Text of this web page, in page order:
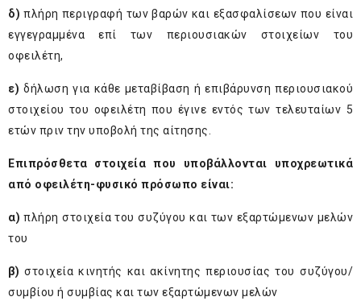
δ) πλήρη περιγραφή των βαρών και εξασφαλίσεων που είναι
εγγεγραμμένα επί των περιουσιακών στοιχείων του
οφειλέτη,
ε) δήλωση για κάθε μεταβίβαση ή επιβάρυνση περιουσιακού
στοιχείου του οφειλέτη που έγινε εντός των τελευταίων 5
ετών πριν την υποβολή της αίτησης.
Επιπρόσθετα στοιχεία που υποβάλλονται υποχρεωτικά
από οφειλέτη-φυσικό πρόσωπο είναι:
α) πλήρη στοιχεία του συζύγου και των εξαρτώμενων μελών
του
β) στοιχεία κινητής και ακίνητης περιουσίας του συζύγου/
συμβίου ή συμβίας και των εξαρτώμενων μελών